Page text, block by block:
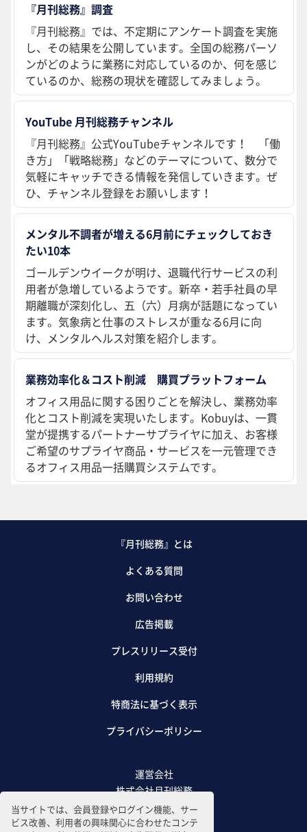
当サイトでは、会員登録やログイン機能、サー
ビス改善、利用者の興味関心に合わせたコンテ
『月刊総務』調査
『月刊総務』では、不定期にアンケート調査を実施
し、その結果を公開しています。全国の総務パーソ
ンがどのように業務に対応しているのか、何を感じ
ているのか、総務の現状を確認してみましょう。
YouTube 月刊総務チャンネル
『月刊総務』公式YouTubeチャンネルです！ 「働
き方」「戦略総務」などのテーマについて、数分で
気軽にキャッチできる情報を発信していきます。ぜ
ひ、チャンネル登録をお願いします！
メンタル不調者が増える6月前にチェックしておき
たい10本
ゴールデンウイークが明け、退職代行サービスの利
用者が急増しているようです。新卒・若手社員の早
期離職が深刻化し、五（六）月病が話題になってい
ます。気象病と仕事のストレスが重なる6月に向
け、メンタルヘルス対策を紹介します。
業務効率化＆コスト削減 購買プラットフォーム
オフィス用品に関する困りごとを解決し、業務効率
化とコスト削減を実現いたします。Kobuyは、一貫
堂が提携するパートナーサプライヤに加え、お客様
ご希望のサプライヤ商品・サービスを一元管理でき
るオフィス用品一括購買システムです。
『月刊総務』とは
よくある質問
お問い合わせ
広告掲載
プレスリリース受付
利用規約
特商法に基づく表示
プライバシーポリシー
運営会社
株式会社月刊総務